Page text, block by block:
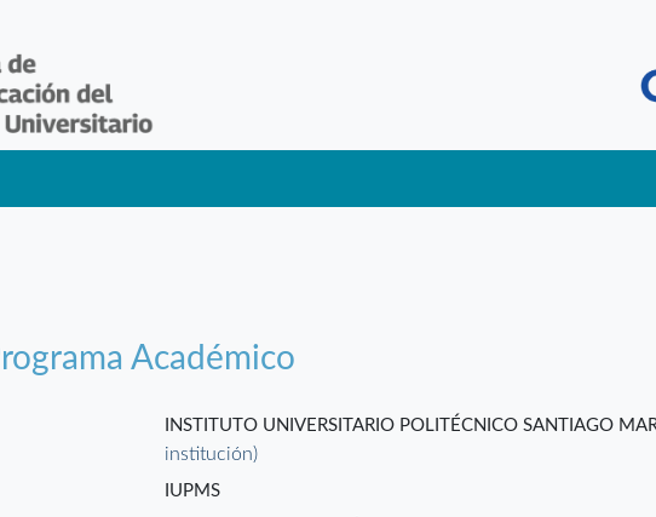
Académico
INSTITUTO UNIVERSITARIO POLITÉCNICO SANTIAGO
institución)
IUPMS